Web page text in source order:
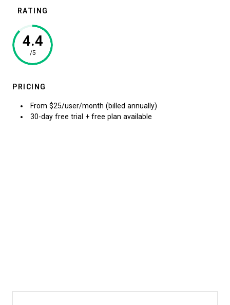
RATING
4.4
/5
PRICING
From $25/user/month (billed annually)
30-day free trial + free plan available